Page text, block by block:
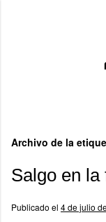
Archivo de la
Salgo en la
Publicado el 4 de julio